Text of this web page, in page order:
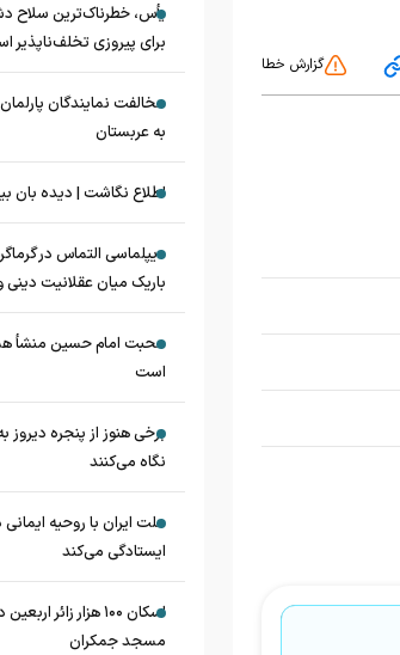
گزارش خطا
یأس، خطرناک‌ترین سلاح
برای پیروزی تخلف‌ناپذیر
مخالفت نمایندگان
به عربستان
اطلاع نگاشت | دیده بان
دیپلماسی التماس در
باریک میان عقلانیت
محبت امام حسین منشأ
است
برخی هنوز از پنجره دیروز
نگاه می‌کنند
ملت ایران با روحیه ایمانی
ایستادگی می‌کند
اسکان ۱۰۰ هزار زائر
مسجد جمکران